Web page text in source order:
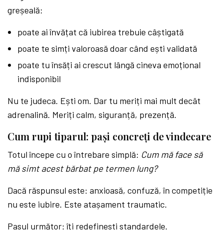
greșeală:
poate ai învățat că iubirea trebuie câștigată
poate te simți valoroasă doar când ești validată
poate tu însăți ai crescut lângă cineva emoțional
indisponibil
Nu te judeca. Ești om. Dar tu meriți mai mult decât
adrenalină. Meriți calm, siguranță, prezență.
Cum rupi tiparul: pași concreți de vindecare
Totul începe cu o întrebare simplă: Cum mă face să
mă simt acest bărbat pe termen lung?
Dacă răspunsul este: anxioasă, confuză, în competiție
nu este iubire. Este atașament traumatic.
Pasul următor: îți redefinesti standardele.